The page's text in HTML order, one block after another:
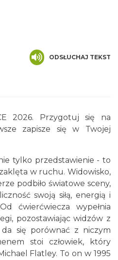
- 30th Anniversary
Trasa 2026
2026-11-14
ODSŁUCHAJ TEKST
2026. Przygotuj się na
zapisze się w Twojej
tylko przedstawienie - to
w ruchu. Widowisko,
podbiło światowe sceny,
swoją siłą, energią i
ćwierćwiecza wypełnia
pozostawiając widzów z
się porównać z niczym
stoi człowiek, który
Flatley. To on w 1995